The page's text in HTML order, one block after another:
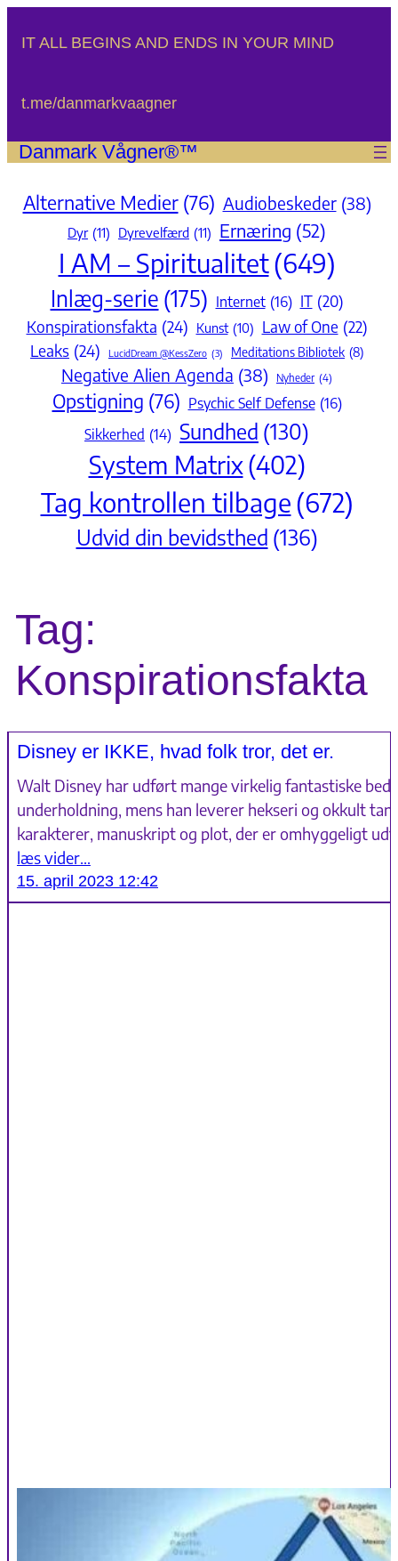
IT ALL BEGINS AND ENDS IN YOUR MIND
t.me/danmarkvaagner
Danmark Vågner®™
Alternative Medier (76) Audiobeskeder (38)
Dyr (11) Dyrevelfærd (11) Ernæring (52)
I AM – Spiritualitet(649)
Inlæg-serie (175) Internet (16) IT (20)
Konspirationsfakta (24) Kunst (10) Law of One (22)
Leaks (24) LucidDream @KessZero (3) Meditations Bibliotek (8)
Negative Alien Agenda (38) Nyheder (4)
Opstigning (76) Psychic Self Defense (16)
Sikkerhed (14) Sundhed (130)
System Matrix(402)
Tag kontrollen tilbage(672)
Udvid din bevidsthed (136)
Tag:
Konspirationsfakta
Disney er IKKE, hvad folk tror, det er.
Walt Disney har udført mange virkelig fantastiske
underholdning, mens han leverer hekseri og okkult
karakterer, manuskript og plot, der er omhyggeligt
læs vider…
15. april 2023 12:42